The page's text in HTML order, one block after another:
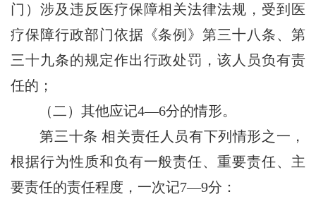
门）涉及违反医疗保障相关法律法规，受到医
疗保障行政部门依据《条例》第三十八条、第
三十九条的规定作出行政处罚，该人员负有责
任的；
（二）其他应记4—6分的情形。
第三十条相关责任人员有下列情形之一，
根据行为性质和负有一般责任、重要责任、主
要责任的责任程度，一次记7—9分：